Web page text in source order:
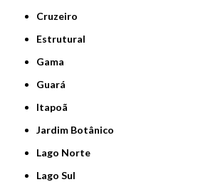
Cruzeiro
Estrutural
Gama
Guará
Itapoã
Jardim Botânico
Lago Norte
Lago Sul